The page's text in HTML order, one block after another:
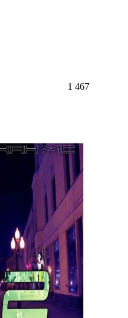
1 467